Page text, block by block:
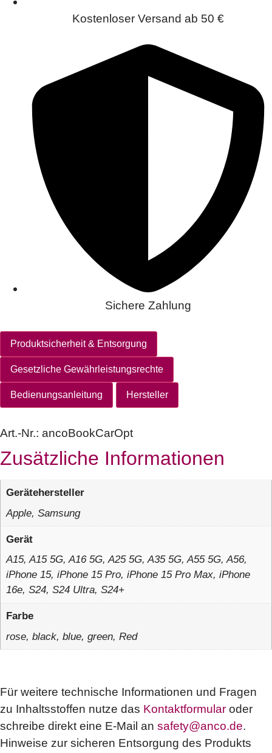
Kostenloser Versand ab 50 €
Sichere Zahlung
Produktsicherheit & Entsorgung
Gesetzliche Gewährleistungsrechte
Bedienungsanleitung Hersteller
Art.-Nr.: ancoBookCarOpt
Zusätzliche Informationen
Gerätehersteller
Apple, Samsung
Gerät
A15, A15 5G, A16 5G, A25 5G, A35 5G, A55 5G, A56,
iPhone 15, iPhone 15 Pro, iPhone 15 Pro Max, iPhone
16e, S24, S24 Ultra, S24+
Farbe
rose, black, blue, green, Red
Für weitere technische Informationen und Fragen
zu Inhaltsstoffen nutze das Kontaktformular oder
schreibe direkt eine E-Mail an safety@anco.de.
Hinweise zur sicheren Entsorgung des Produkts